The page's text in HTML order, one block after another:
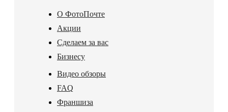
О ФотоПочте
Акции
Сделаем за вас
Бизнесу
Видео обзоры
FAQ
Франшиза